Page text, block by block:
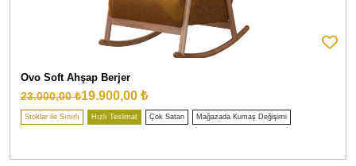
Ovo Soft Ahşap Berjer
23.000,00 ₺19.900,00 ₺
Stoklar ile Sınırlı Hızlı Teslimat Çok Satan Mağazada Kumaş Değişimi